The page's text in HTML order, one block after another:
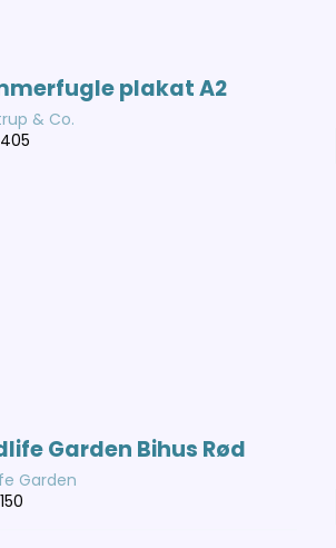
plakat A2
& Co.
Garden Bihus Rød
Garden